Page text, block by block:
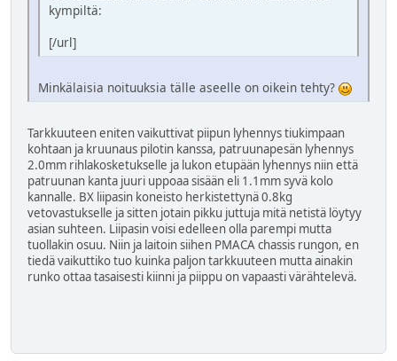
kympiltä:
[/url]
Minkälaisia noituuksia tälle aseelle on oikein tehty?
Tarkkuuteen eniten vaikuttivat piipun lyhennys tiukimpaan
kohtaan ja kruunaus pilotin kanssa, patruunapesän lyhennys
2.0mm rihlakosketukselle ja lukon etupään lyhennys niin että
patruunan kanta juuri uppoaa sisään eli 1.1mm syvä kolo
kannalle. BX liipasin koneisto herkistettynä 0.8kg
vetovastukselle ja sitten jotain pikku juttuja mitä netistä löytyy
asian suhteen. Liipasin voisi edelleen olla parempi mutta
tuollakin osuu. Niin ja laitoin siihen PMACA chassis rungon, en
tiedä vaikuttiko tuo kuinka paljon tarkkuuteen mutta ainakin
runko ottaa tasaisesti kiinni ja piippu on vapaasti värähtelevä.